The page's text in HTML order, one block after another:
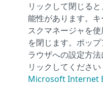
リックして閉じる
能性があります。
スクマネージャを
を閉じます。ポッ
ラウザへの設定方
リックしてください
Microsoft Internet